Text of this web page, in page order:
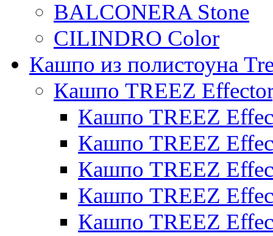
BALCONERA Stone
CILINDRO Color
Кашпо из полистоуна
Кашпо TREEZ
Кашпо TREEZ
Кашпо TREEZ
Кашпо TREEZ
Кашпо TREEZ
Кашпо TREEZ